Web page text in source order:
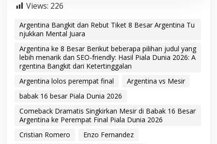
Views: 226
Argentina Bangkit dan Rebut Tiket 8 Besar Argentina Tu
njukkan Mental Juara
Argentina ke 8 Besar Berikut beberapa pilihan judul yang
lebih menarik dan SEO-friendly: Hasil Piala Dunia 2026: A
rgentina Bangkit dari Ketertinggalan
Argentina lolos perempat final
Argentina vs Mesir
babak 16 besar Piala Dunia 2026
Comeback Dramatis Singkirkan Mesir di Babak 16 Besar
Argentina ke Perempat Final Piala Dunia 2026
Cristian Romero
Enzo Fernandez